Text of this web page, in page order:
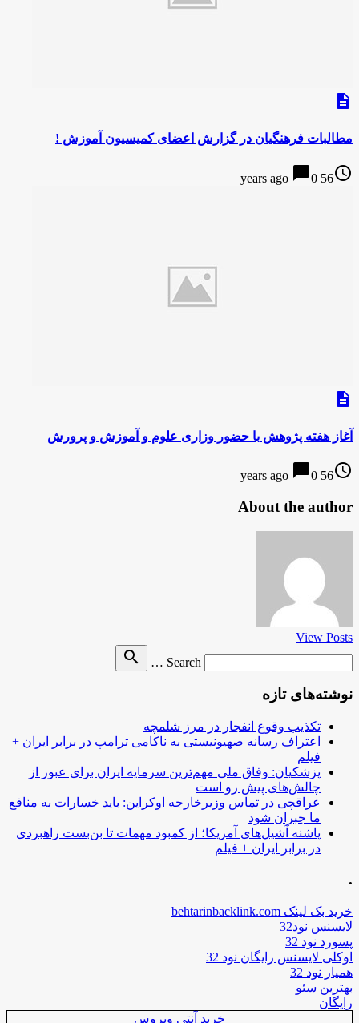
description
مطالبات فرهنگیان در گزارش اعضای کمیسیون آموزش !
access_time
56 years ago
chat_bubble0
description
آغاز هفته پژوهش با حضور وزاری علوم و آموزش و پرورش
access_time
56 years ago
chat_bubble0
About the author
View Posts
Search …
search
نوشته‌های تازه
تکذیب وقوع انفجار در مرز شلمچه
اعتراف رسانه صهیونیستی به ناکامی ترامپ در برابر ایران +
فیلم
پزشکیان: وفاق ملی مهم‌ترین سرمایه ایران برای عبور از
چالش‌های پیش رو است
عراقچی در تماس وزیرخارجه اوکراین: باید خسارات به منافع
ما جبران شود
پاشنه آشیل‌های آمریکا؛ از کمبود مهمات تا بن‌بست راهبردی
در برابر ایران + فیلم
.
خرید بک لینک behtarinbacklink.com
لایسنس نود32
پسورد نود 32
اوکلی لایسنس رایگان نود 32
همیار نود 32
بهترین سئو
رایگان
خرید آنتی ویروس